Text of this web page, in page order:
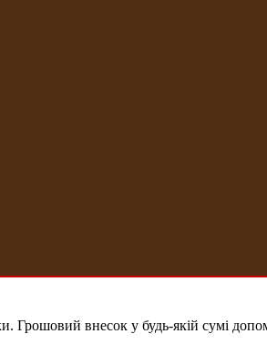
внесок у будь-якій сумі